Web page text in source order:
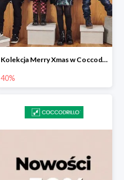
Kolekcja Merry Xmas w Coccodrillo do -40%
40%